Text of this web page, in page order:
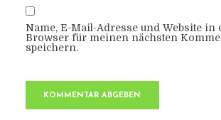
Name, E-Mail-Adresse und Website in
Browser für meinen nächsten
speichern.